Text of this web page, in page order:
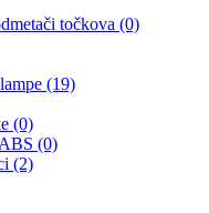
točkova (0)
(19)
(0)
(0)
(2)